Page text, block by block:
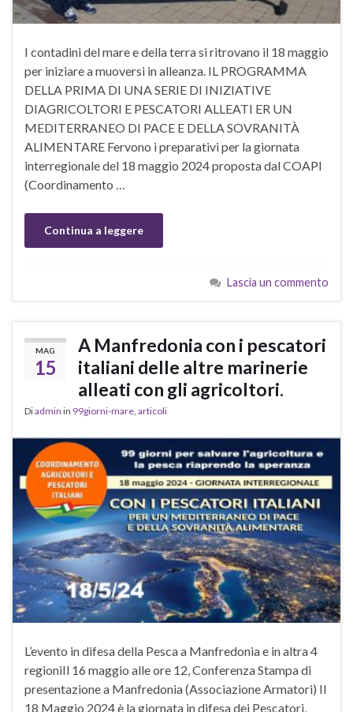
I contadini del mare e della terra si ritrovano il 18 maggio
per iniziare a muoversi in alleanza. IL PROGRAMMA
DELLA PRIMA DI UNA SERIE DI INIZIATIVE
DIAGRICOLTORI E PESCATORI ALLEATI ER UN
MEDITERRANEO DI PACE E DELLA SOVRANITÀ
ALIMENTARE Fervono i preparativi per la giornata
interregionale del 18 maggio 2024 proposta dal COAPI
(Coordinamento …
Continua a leggere
Lascia un commento
MAG
15
A Manfredonia con i pescatori
italiani delle altre marinerie
alleati con gli agricoltori.
Diadmin in 99giorni-mare, articoli
L’evento in difesa della Pesca a Manfredonia e in altra 4
regioniIl 16 maggio alle ore 12, Conferenza Stampa di
presentazione a Manfredonia (Associazione Armatori) Il
18 Maggio 2024 è la giornata in difesa dei Pescatori,